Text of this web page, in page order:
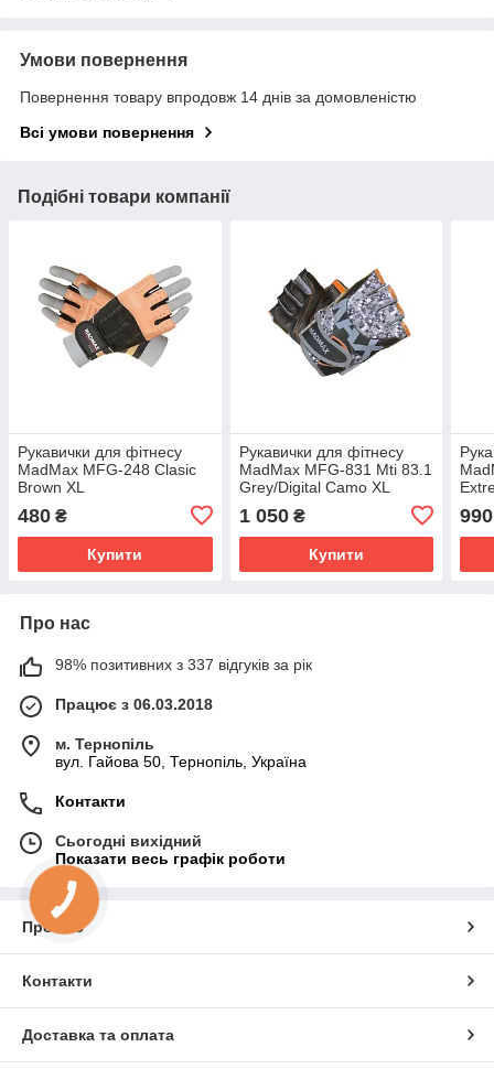
Умови повернення
Повернення товару впродовж 14 днів за домовленістю
Всі умови повернення
Подібні товари компанії
Рукавички для фітнесу
MadMax MFG-248 Clasic
Brown XL
480 ₴
Купити
Рукавички для фітнесу
MadMax MFG-831 Mti 83.1
Grey/Digital Camo XL
1 050₴
Купити
990
Про нас
98% позитивних з 337 відгуків за рік
Працює з 06.03.2018
м. Тернопіль
вул. Гайова 50, Тернопіль, Україна
Контакти
Сьогодні вихідний
Показати весь графік роботи
Про нас
Контакти
Доставка та оплата